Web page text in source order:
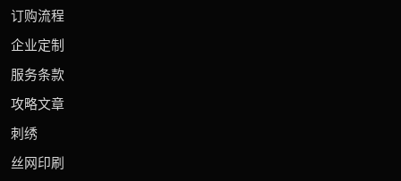
订购流程
企业定制
服务条款
攻略文章
刺绣
丝网印刷